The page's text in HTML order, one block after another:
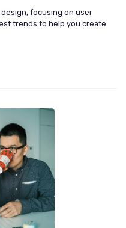
focusing on user
trends to help you create